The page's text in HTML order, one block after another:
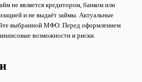
не является кредитором, банком или
и не выдаёт займы. Актуальные
выбранной МФО. Перед оформлением
возможности и риски.